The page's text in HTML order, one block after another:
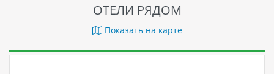
ОТЕЛИ РЯДОМ
Показать на карте